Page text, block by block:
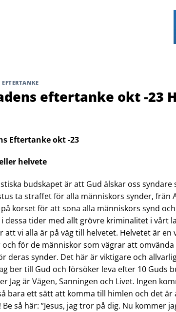
eftertanke okt -23
Eftertanke okt -23
helvete
budskapet är att Gud älskar oss
ta straffet för alla människors synder, från
korset för att sona alla människors synd
dessa tider med allt grövre kriminalitet i vårt
att vi alla är på väg till helvetet. Helvetet är
för de människor som vägrar att
deras synder. Det här är viktigare och
ber till Gud och försöker leva efter 10 Guds
Jag är Vägen, Sanningen och Livet. Ingen
bara ett sätt att komma till himlen och det
Be så här: ”Jesus, jag tror på dig. Nu kommer